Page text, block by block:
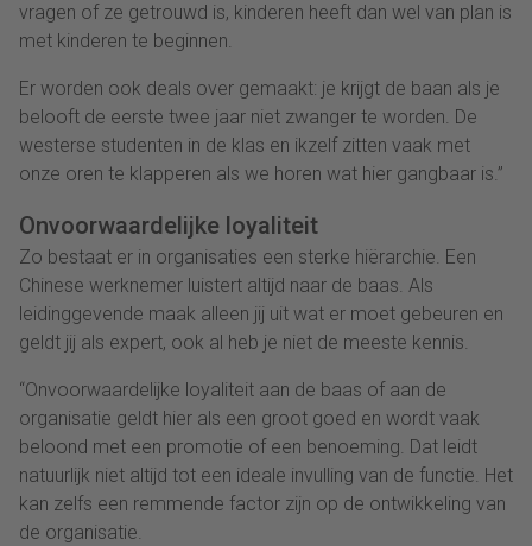
vragen of ze getrouwd is, kinderen heeft dan wel van plan is
met kinderen te beginnen.
Er worden ook deals over gemaakt: je krijgt de baan als je
belooft de eerste twee jaar niet zwanger te worden. De
westerse studenten in de klas en ikzelf zitten vaak met
onze oren te klapperen als we horen wat hier gangbaar is.”
Onvoorwaardelijke loyaliteit
Zo bestaat er in organisaties een sterke hiërarchie. Een
Chinese werknemer luistert altijd naar de baas. Als
leidinggevende maak alleen jij uit wat er moet gebeuren en
geldt jij als expert, ook al heb je niet de meeste kennis.
“Onvoorwaardelijke loyaliteit aan de baas of aan de
organisatie geldt hier als een groot goed en wordt vaak
beloond met een promotie of een benoeming. Dat leidt
natuurlijk niet altijd tot een ideale invulling van de functie. Het
kan zelfs een remmende factor zijn op de ontwikkeling van
de organisatie.